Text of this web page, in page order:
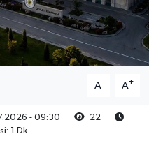
A- A+
- 09:30
22
1 Dk